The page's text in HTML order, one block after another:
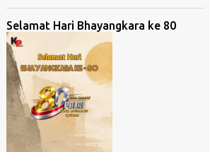
Selamat Hari Bhayangkara ke 80